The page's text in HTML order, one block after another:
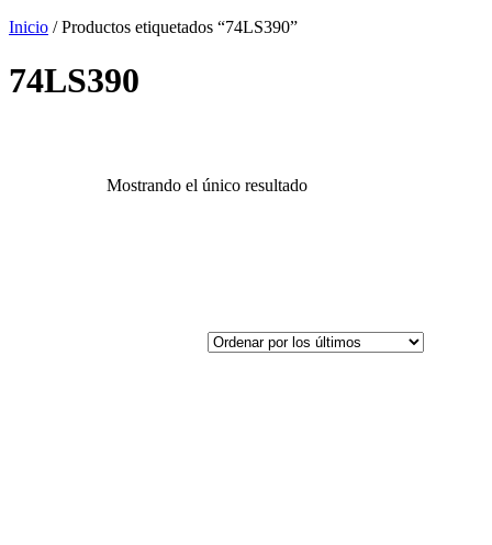
Inicio / Productos etiquetados “74LS390”
74LS390
Mostrando el único resultado